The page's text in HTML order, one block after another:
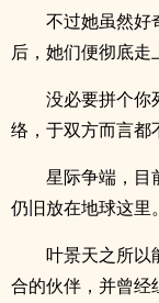
不过她虽然好
后，她们便彻底走
没必要拼个你
络，于双方而言都
星际争端，目
仍旧放在地球这里。
叶景天之所以
合的伙伴，并曾经